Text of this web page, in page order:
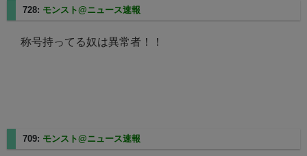
728: モンスト@ニュース速報
称号持ってる奴は異常者！！
709: モンスト@ニュース速報